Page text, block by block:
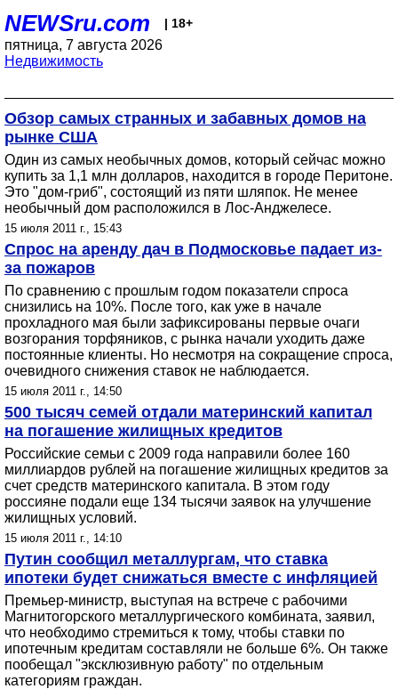
NEWSru.com | 18+
пятница, 7 августа 2026
Недвижимость
Обзор самых странных и забавных домов на
рынке США
Один из самых необычных домов, который сейчас можно
купить за 1,1 млн долларов, находится в городе Перитоне.
Это "дом-гриб", состоящий из пяти шляпок. Не менее
необычный дом расположился в Лос-Анджелесе.
15 июля 2011 г., 15:43
Спрос на аренду дач в Подмосковье падает из-
за пожаров
По сравнению с прошлым годом показатели спроса
снизились на 10%. После того, как уже в начале
прохладного мая были зафиксированы первые очаги
возгорания торфяников, с рынка начали уходить даже
постоянные клиенты. Но несмотря на сокращение спроса,
очевидного снижения ставок не наблюдается.
15 июля 2011 г., 14:50
500 тысяч семей отдали материнский капитал
на погашение жилищных кредитов
Российские семьи с 2009 года направили более 160
миллиардов рублей на погашение жилищных кредитов за
счет средств материнского капитала. В этом году
россияне подали еще 134 тысячи заявок на улучшение
жилищных условий.
15 июля 2011 г., 14:10
Путин сообщил металлургам, что ставка
ипотеки будет снижаться вместе с инфляцией
Премьер-министр, выступая на встрече с рабочими
Магнитогорского металлургического комбината, заявил,
что необходимо стремиться к тому, чтобы ставки по
ипотечным кредитам составляли не больше 6%. Он также
пообещал "эксклюзивную работу" по отдельным
категориям граждан.